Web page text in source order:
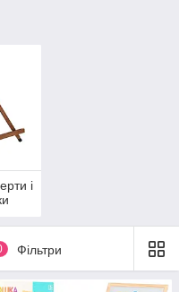
і
Фільтри